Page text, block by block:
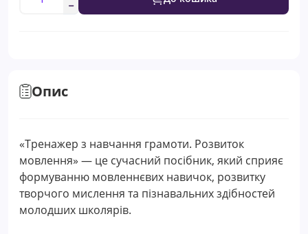
Опис
«Тренажер з навчання грамоти. Розвиток
мовлення» — це сучасний посібник, який сприяє
формуванню мовленнєвих навичок, розвитку
творчого мислення та пізнавальних здібностей
молодших школярів.